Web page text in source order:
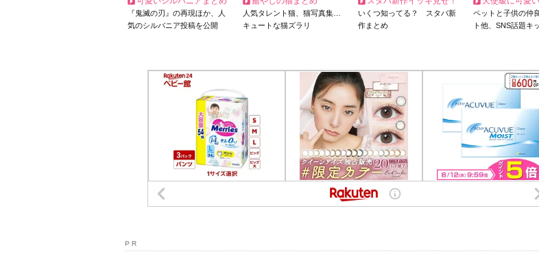
『鬼滅の刃』の再現ほか、人
気のシルバニア投稿を公開
人気タレント猫、猫写真集…
キュートな猫ズラリ
いくつ知ってる？ スタバ新
作まとめ
ペットと子供の仲
ト他、SNS話題キ
P R